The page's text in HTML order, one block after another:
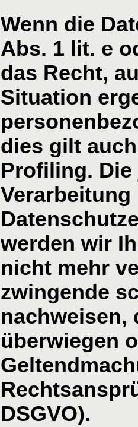
Wenn die
Abs. 1 lit. e
das Recht,
Situation
dies gilt
Profiling.
werden wir
nicht mehr
zwingende
nachweisen,
überwiegen
DSGVO).